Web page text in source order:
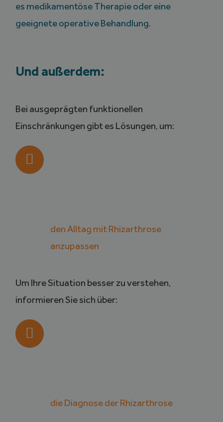
es medikamentöse Therapie oder eine
geeignete operative Behandlung.
Und außerdem:
Bei ausgeprägten funktionellen
Einschränkungen gibt es Lösungen, um:
den Alltag mit Rhizarthrose
anzupassen
Um Ihre Situation besser zu verstehen,
informieren Sie sich über:
die Diagnose der Rhizarthrose